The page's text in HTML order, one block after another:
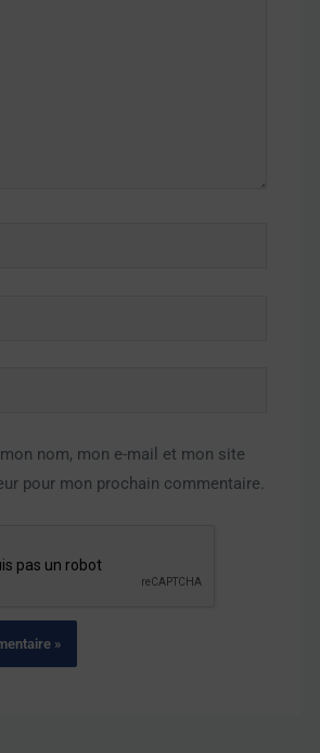
nom, mon e-mail et mon site
pour mon prochain commentaire.